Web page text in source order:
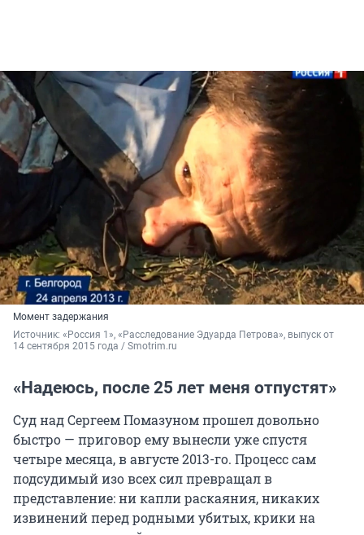
Момент задержания
Источник: «Россия 1», «Расследование Эдуарда Петрова», выпуск от
14 сентября 2015 года / Smotrim.ru
«Надеюсь, после 25 лет меня отпустят»
Суд над Сергеем Помазуном прошел довольно
быстро — приговор ему вынесли уже спустя
четыре месяца, в августе 2013-го. Процесс сам
подсудимый изо всех сил превращал в
представление: ни капли раскаяния, никаких
извинений перед родными убитых, крики на